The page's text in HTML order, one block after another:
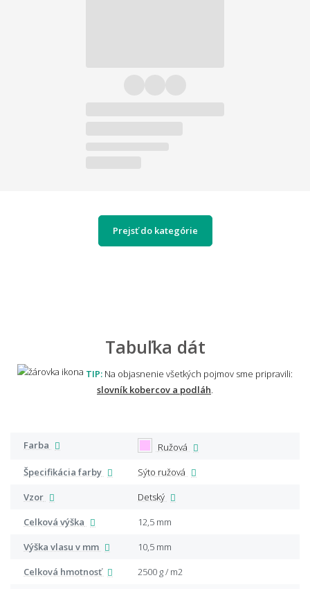
Prejsť do kategórie
Tabuľka dát
TIP: Na objasnenie všetkých pojmov sme pripravili:
slovník kobercov a podláh
Farba
Ružová
Špecifikácia farby
Sýto ružová
Vzor
Detský
Celková výška
12,5 mm
Výška vlasu v mm
10,5 mm
Celková hmotnosť
2500 g / m2